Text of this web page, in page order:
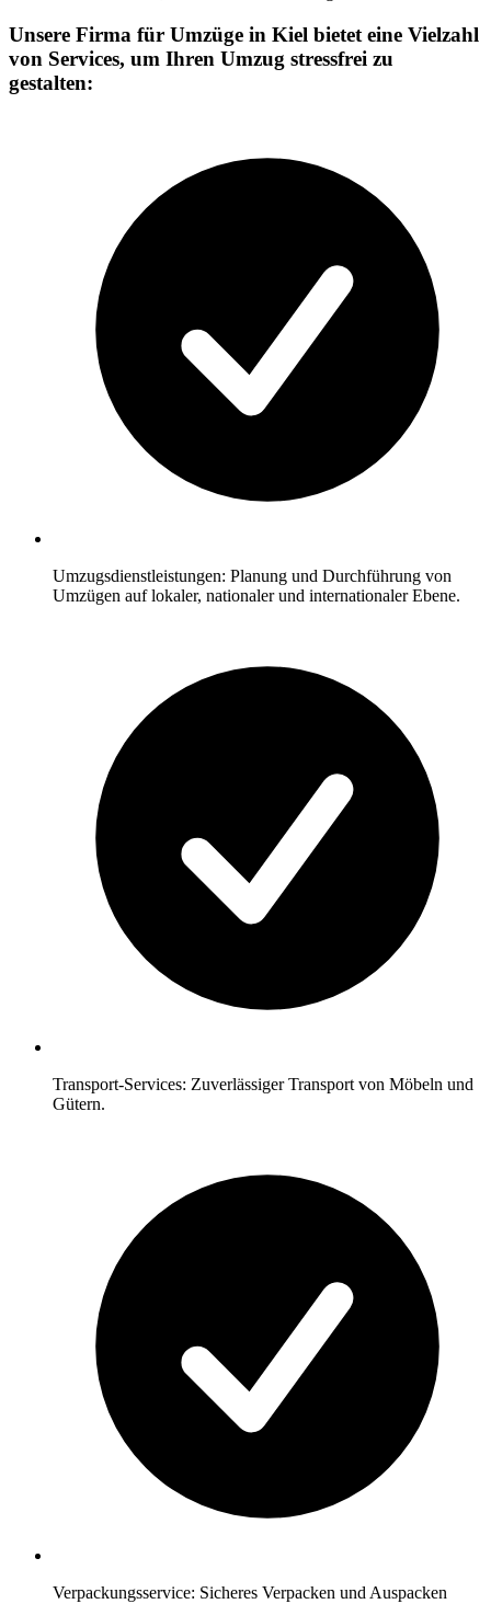
Unsere Firma für Umzüge in Kiel bietet eine Vielzahl
von Services, um Ihren Umzug stressfrei zu
gestalten:
Umzugsdienstleistungen: Planung und Durchführung von
Umzügen auf lokaler, nationaler und internationaler Ebene.
Transport-Services: Zuverlässiger Transport von Möbeln und
Gütern.
Verpackungsservice: Sicheres Verpacken und Auspacken